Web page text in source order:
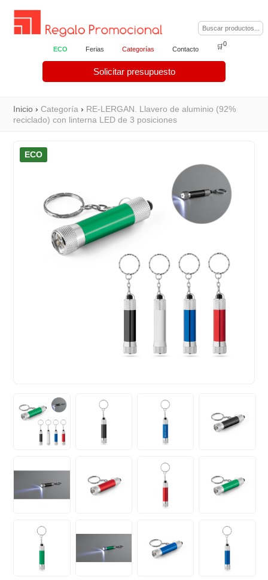
ECO Ferias Categorías Contacto
Solicitar presupuesto
🛒0
Inicio ›Categoría › RE-LERGAN. Llavero de aluminio (92%
reciclado) con linterna LED de 3 posiciones
ECO